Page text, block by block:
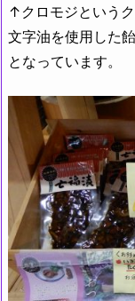
↑クロモジという
文字油を使用した
となっています。